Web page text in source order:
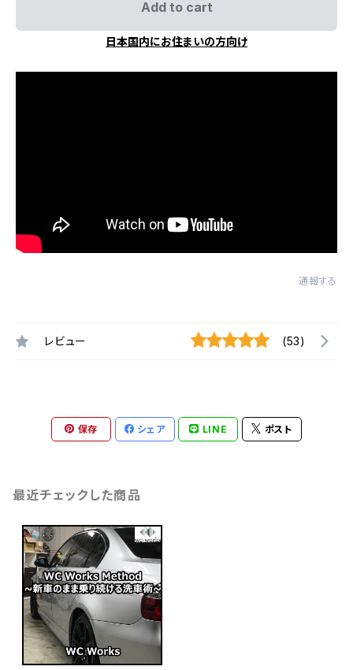
Add to cart
日本国内にお住まいの方向け
通報する
レビュー (53)
保存 シェア LINE ポスト
最近チェックした商品